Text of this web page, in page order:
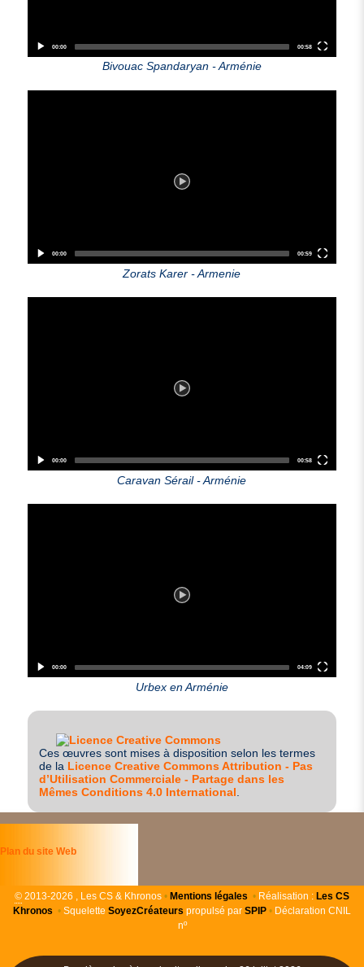
00:00 00:58
Bivouac Spandaryan - Arménie
00:00 00:59
Zorats Karer - Armenie
00:00 00:58
Caravan Sérail - Arménie
00:00 04:09
Urbex en Arménie
Ces œuvres sont mises à disposition selon les termes
de la Licence Creative Commons Attribution - Pas
d’Utilisation Commerciale - Partage dans les
Mêmes Conditions 4.0 International
Plan du site Web
© 2013-2026 , Les CS & Khronos • Mentions légales • Réalisation : Les CS
Khronos • Squelette SoyezCréateurs propulsé par SPIP • Déclaration CNIL
nº